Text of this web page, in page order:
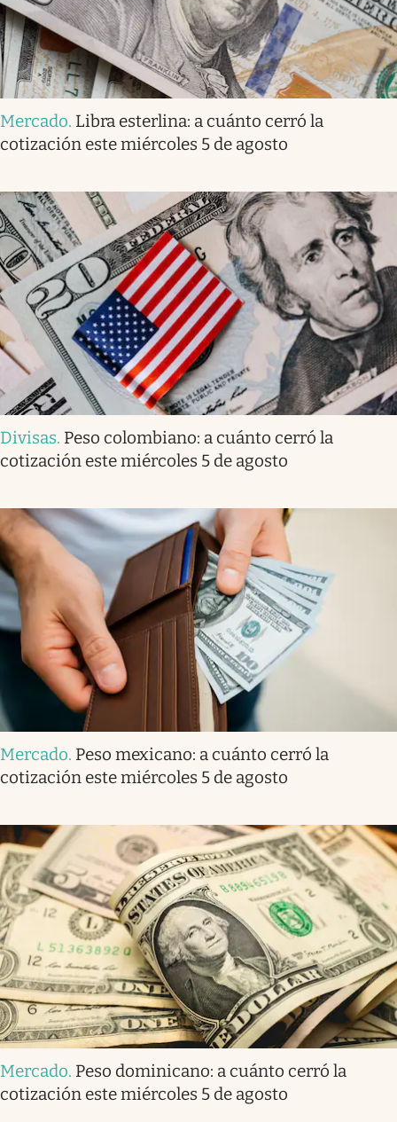
Mercado. Libra esterlina: a cuánto cerró la
cotización este miércoles 5 de agosto
Divisas. Peso colombiano: a cuánto cerró la
cotización este miércoles 5 de agosto
Mercado. Peso mexicano: a cuánto cerró la
cotización este miércoles 5 de agosto
Mercado. Peso dominicano: a cuánto cerró la
cotización este miércoles 5 de agosto